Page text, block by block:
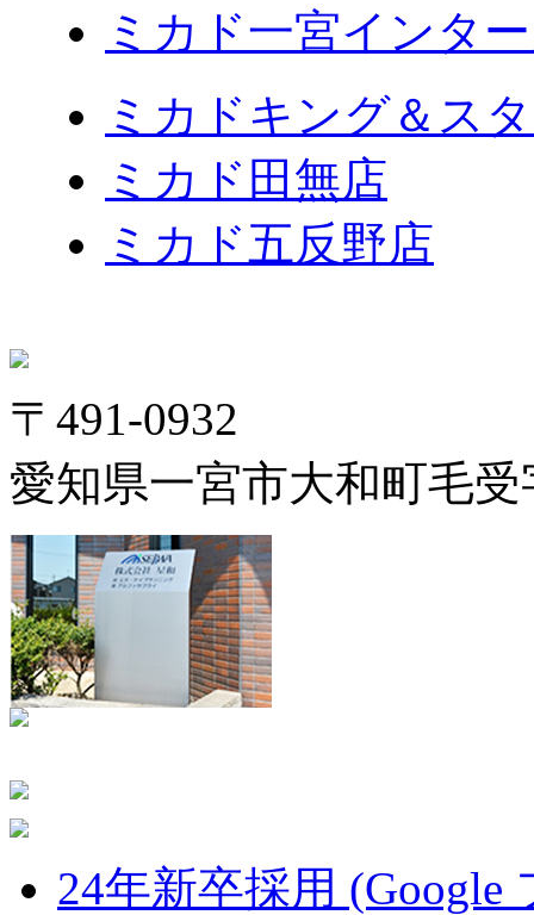
ミカド一宮インタ
ミカドキング＆ス
ミカド田無店
ミカド五反野店
〒491-0932
愛知県一宮市大和町毛受
24年新卒採用 (Google